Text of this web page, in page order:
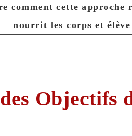
comment cette approche
nourrit les corps et élève
Objectifs